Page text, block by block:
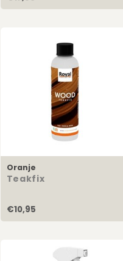
Oranje
Teakfix
€10,95